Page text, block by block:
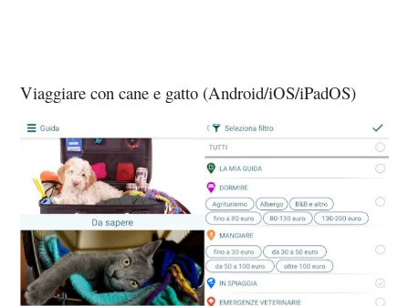
Viaggiare con cane e gatto (Android/iOS/iPadOS)